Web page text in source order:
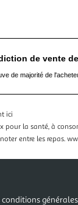
de vente
de majorité de
ici
pour la santé, à
entre les repas.
conditions générales